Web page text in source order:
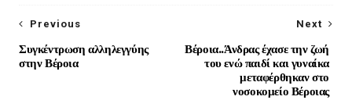
Next
Βέροια..Άνδρας έχασε την ζωή
του ενώ παιδί και γυναίκα
μεταφέρθηκαν στο
νοσοκομείο Βέροιας
Previous
Συγκέντρωση αλληλεγγύης
στην Βέροια